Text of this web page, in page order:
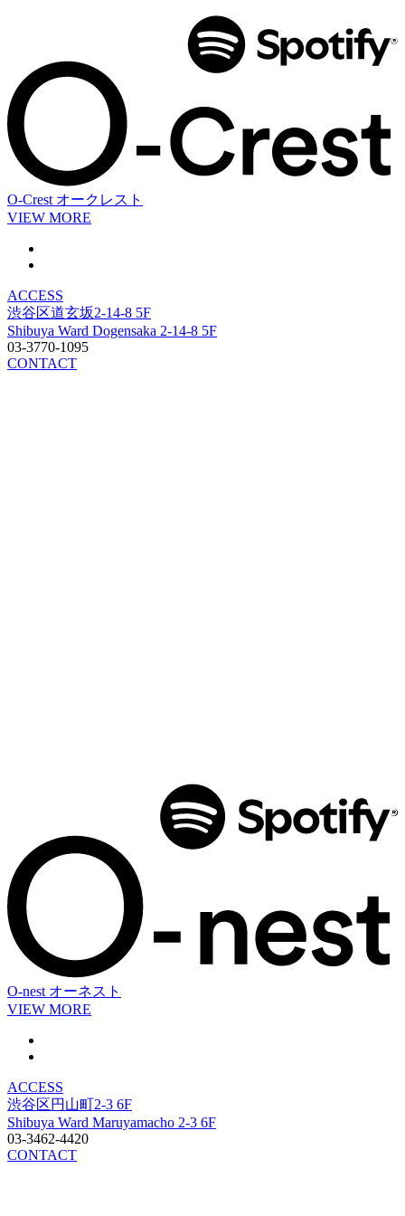
O-Crest オークレスト
VIEW MORE
ACCESS
渋谷区道玄坂2-14-8 5F
Shibuya Ward Dogensaka 2-14-8 5F
03-3770-1095
CONTACT
O-nest オーネスト
VIEW MORE
ACCESS
渋谷区円山町2-3 6F
Shibuya Ward Maruyamacho 2-3 6F
03-3462-4420
CONTACT